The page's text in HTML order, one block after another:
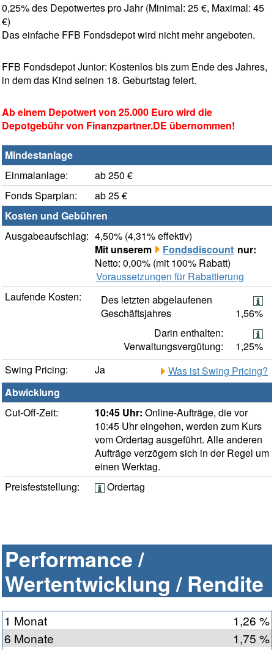
0,25% des Depotwertes pro Jahr (Minimal: 25 €, Maximal: 45
€)
Das einfache FFB Fondsdepot wird nicht mehr angeboten.
FFB Fondsdepot Junior: Kostenlos bis zum Ende des Jahres,
in dem das Kind seinen 18. Geburtstag feiert.
Ab einem Depotwert von 25.000 Euro wird die
Depotgebühr von Finanzpartner.DE übernommen!
Mindestanlage
Einmalanlage:
ab 250 €
Fonds Sparplan:
ab 25 €
Kosten und Gebühren
Ausgabeaufschlag: 4,50% (4,31% effektiv)
Mit unserem
Fondsdiscount nur:
Netto: 0,00% (mit 100% Rabatt)
Voraussetzungen für Rabattierung
Laufende Kosten:
Des letzten abgelaufenen
Geschäftsjahres
1,56%
Darin enthalten:
Verwaltungsvergütung:
1,25%
Swing Pricing:
Ja
Was ist Swing Pricing?
Abwicklung
Cut-Off-Zeit:
10:45 Uhr: Online-Aufträge, die vor
10:45 Uhr eingehen, werden zum Kurs
vom Ordertag ausgeführt. Alle anderen
Aufträge verzögern sich in der Regel um
einen Werktag.
Preisfeststellung:
Ordertag
Performance /
Wertentwicklung / Rendite
1 Monat
1,26 %
6 Monate
1,75 %